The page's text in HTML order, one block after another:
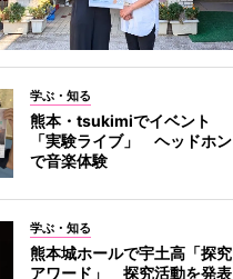
学ぶ・知る
熊本・tsukimiでイベント
「実験ライブ」 ヘッドホン
で音楽体験
学ぶ・知る
熊本城ホールで宇土高「探究
アワード」 探究活動を発表